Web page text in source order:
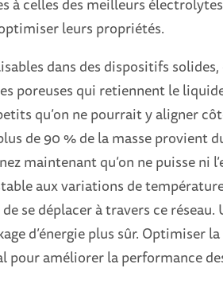
leurs propriétés.
dans des dispositifs solides,
poreuses qui retiennent le
qu’on ne pourrait y aligner
de 90 % de la masse provient
maintenant qu’on ne puisse ni
aux variations de
se déplacer à travers ce réseau.
d’énergie plus sûr. Optimiser
pour améliorer la performance